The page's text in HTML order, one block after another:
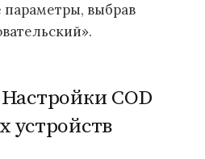
параметры, выбрав
COD
устройств